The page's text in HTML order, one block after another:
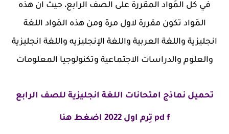
في كل المَواد المقررة على الصف الرابع، حيث ان هذه
المَواد تكون مقررة لاول مرة ومن هذه المَواد اللغة
انجليزية واللغة العربية واللغة الإنجليزيه واللغة انجليزية
والعلوم والدراسات الاجتماعية وتكنولوجيا المعلومات
تحميل نماذج امتحانات اللغة انجليزية للصف الرابع
pd f تِرم اول 2022 اضغط هنا